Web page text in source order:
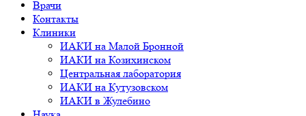
Врачи
Контакты
Клиники
ИАКИ на Малой Бронной
ИАКИ на Козихинском
Центральная лаборатория
ИАКИ на Кутузовском
ИАКИ в Жулебино